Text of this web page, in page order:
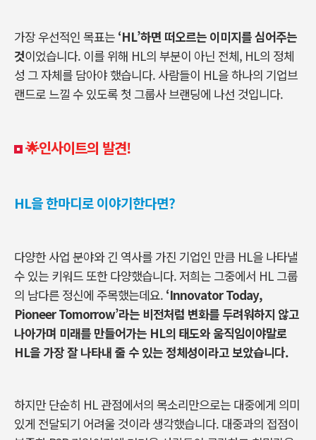
가장 우선적인 목표는 ‘HL’하면 떠오르는 이미지를 심어주는
것이었습니다. 이를 위해 HL의 부분이 아닌 전체, HL의 정체
성 그 자체를 담아야 했습니다. 사람들이 HL을 하나의 기업브
랜드로 느낄 수 있도록 첫 그룹사 브랜딩에 나선 것입니다.
🌟인사이트의 발견!
HL을 한마디로 이야기한다면?
다양한 사업 분야와 긴 역사를 가진 기업인 만큼 HL을 나타낼
수 있는 키워드 또한 다양했습니다. 저희는 그중에서 HL 그룹
의 남다른 정신에 주목했는데요. ‘Innovator Today,
Pioneer Tomorrow’라는 비전처럼 변화를 두려워하지 않고
나아가며 미래를 만들어가는 HL의 태도와 움직임이야말로
HL을 가장 잘 나타내 줄 수 있는 정체성이라고 보았습니다.
하지만 단순히 HL 관점에서의 목소리만으로는 대중에게 의미
있게 전달되기 어려울 것이라 생각했습니다. 대중과의 접점이